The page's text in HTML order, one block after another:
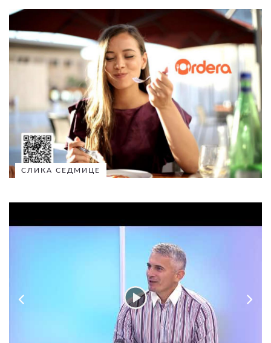
СЛИКА СЕДМИЦЕ